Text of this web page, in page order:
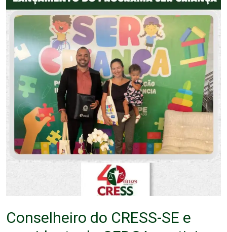
Conselheiro do CRESS-SE e